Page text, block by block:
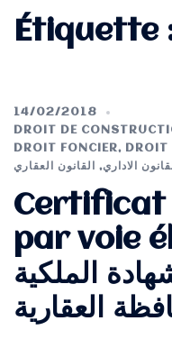
Étiquette
14/02/2018
DROIT DE
DROIT FONCIER, DROIT
الاداري, القانون العقاري
Certificat
par voie
الملكية
العقارية